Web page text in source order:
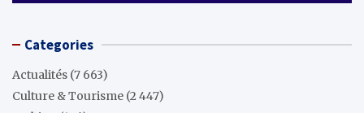
Categories
Actualités (7 663)
Culture & Tourisme (2 447)